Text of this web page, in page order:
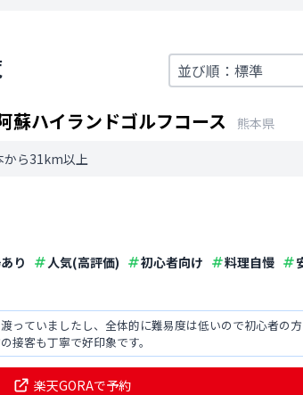
蘇ハイランドゴルフコース
熊本県
から31km以上
り 人気(高評価) 初心者向け 料理自慢
っていましたし、全体的に難易度は低いので初心者の
接客も丁寧で好印象です。
楽天GORAで予約